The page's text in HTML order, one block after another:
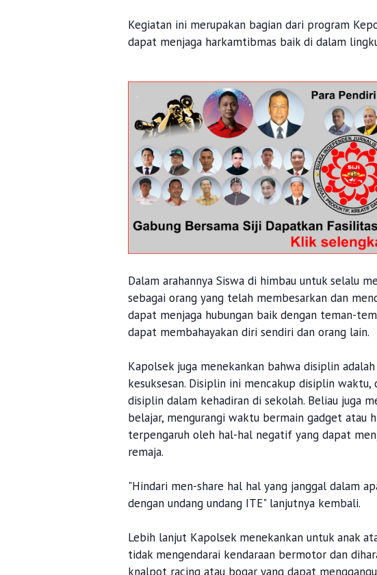
Kegiatan ini merupakan bagian dari program
dapat menjaga harkamtibmas baik di dalam
Dalam arahannya Siswa di himbau untuk selalu
sebagai orang yang telah membesarkan dan
dapat menjaga hubungan baik dengan teman-
dapat membahayakan diri sendiri dan orang lain.
Kapolsek juga menekankan bahwa disiplin
kesuksesan. Disiplin ini mencakup disiplin
disiplin dalam kehadiran di sekolah. Beliau juga
belajar, mengurangi waktu bermain gadget atau
terpengaruh oleh hal-hal negatif yang dapat
remaja.
"Hindari men-share hal hal yang janggal dalam
dengan undang undang ITE" lanjutnya kembali.
Lebih lanjut Kapolsek menekankan untuk anak
tidak mengendarai kendaraan bermotor dan
knalpot racing atau bogar yang dapat